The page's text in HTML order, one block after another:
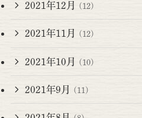
2021年12月 (12)
2021年11月 (12)
2021年10月 (10)
2021年9月 (11)